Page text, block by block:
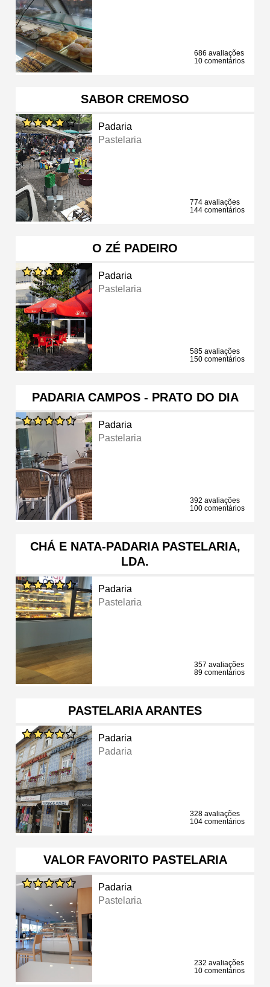
686 avaliações
10 comentários
SABOR CREMOSO
Padaria
Pastelaria
774 avaliações
144 comentários
O ZÉ PADEIRO
Padaria
Pastelaria
585 avaliações
150 comentários
PADARIA CAMPOS - PRATO DO DIA
Padaria
Pastelaria
392 avaliações
100 comentários
CHÁ E NATA-PADARIA PASTELARIA,
LDA.
Padaria
Pastelaria
357 avaliações
89 comentários
PASTELARIA ARANTES
Padaria
Padaria
328 avaliações
104 comentários
VALOR FAVORITO PASTELARIA
Padaria
Pastelaria
232 avaliações
10 comentários